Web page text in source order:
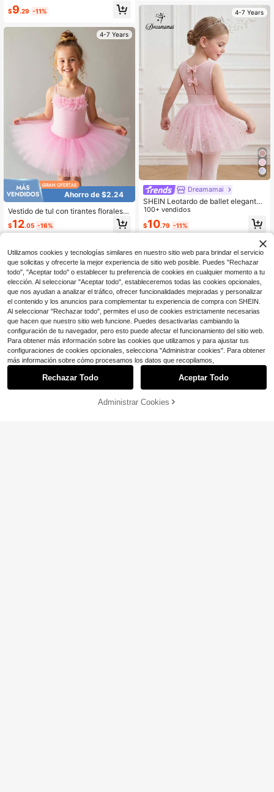
$9.29 -11%
4-7 Years
Ahorro de $2.24
Vestido de tul con tirantes florales li
ndos para niña, vestido de ballet pa
ra niños, ropa de baile de verano pa
$12.05 -16%
4-7 Years
Dreamamai
SHEIN Leotardo de ballet elegante
y lindo para niñas, malla brillante ad
ecuada para entrenamiento y comp
etición, diseño de espalda hueca co
n lazo lindo, falda tutú, ropa deporti
100+ vendidos
$10.79 -11%
¡28% DE DESCUENTO! AÑADIR A LA BOLSA
Utilizamos cookies y tecnologías similares en nuestro sitio web para brindar el servicio
que solicitas y ofrecerte la mejor experiencia de sitio web posible. Puedes "Rechazar
todo", "Aceptar todo" o establecer tu preferencia de cookies en cualquier momento a tu
elección. Al seleccionar "Aceptar todo", estableceremos todas las cookies opcionales,
que nos ayudan a analizar el tráfico, ofrecer funcionalidades mejoradas y personalizar
el contenido y los anuncios para complementar tu experiencia de compra con SHEIN.
Al seleccionar "Rechazar todo", permites el uso de cookies estrictamente necesarias
que hacen que nuestro sitio web funcione. Puedes desactivarlas cambiando la
configuración de tu navegador, pero esto puede afectar el funcionamiento del sitio web.
Para obtener más información sobre las cookies que utilizamos y para ajustar tus
configuraciones de cookies opcionales, selecciona "Administrar cookies". Para obtener
más información sobre cómo procesamos los datos que recopilamos,
Rechazar Todo Aceptar Todo
Administrar Cookies